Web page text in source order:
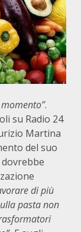
.
su Radio 24
Martina
del suo
dovrebbe
di più
pasta non